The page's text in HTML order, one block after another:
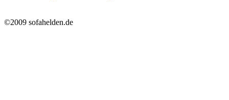
©2009 sofahelden.de